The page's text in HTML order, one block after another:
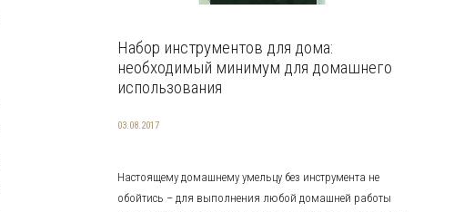
Набор инструментов для дома:
необходимый минимум для домашнего
использования
03.08.2017
Настоящему домашнему умельцу без инструмента не
обойтись – для выполнения любой домашней работы